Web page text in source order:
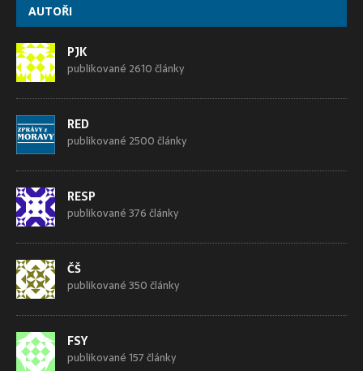
AUTOŘI
PJK
publikované 2610 články
RED
publikované 2500 články
RESP
publikované 376 články
ČŠ
publikované 350 články
FSY
publikované 157 články